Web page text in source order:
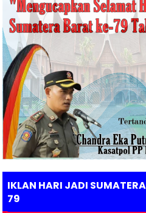
IKLAN HARI JADI
79